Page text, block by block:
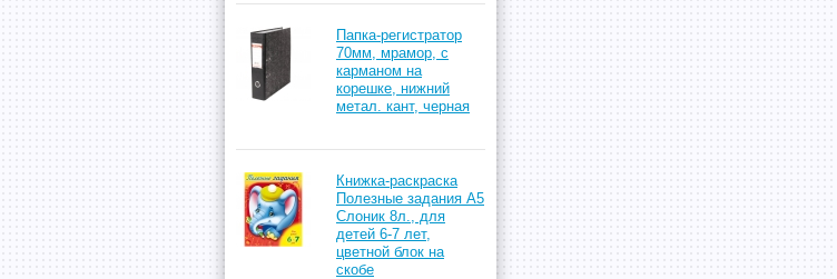
Папка-регистратор
70мм, мрамор, с
карманом на
корешке, нижний
метал. кант, черная
Книжка-раскраска
Полезные задания А5
Слоник 8л., для
детей 6-7 лет,
цветной блок на
скобе